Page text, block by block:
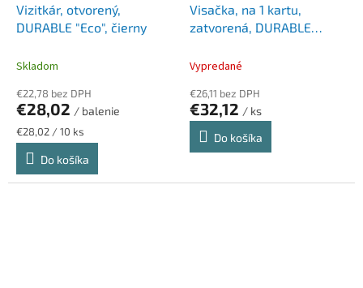
Vizitkár, otvorený,
DURABLE "Eco", čierny
Skladom
€22,78 bez DPH
€28,02 / balenie
Jednotková
cena:
€28,02 / 10 ks
Do košíka
Visačka, na 1 kartu,
zatvorená, DURABLE
Vypredané
€26,11 bez DPH
€32,12 / ks
Do košíka